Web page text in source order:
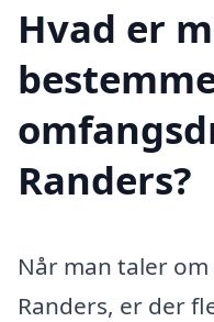
Hvad er
Randers?
Når man taler
Randers, er der